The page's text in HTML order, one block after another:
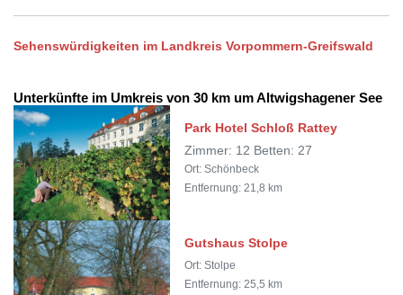
Sehenswürdigkeiten im Landkreis Vorpommern-Greifswald
Unterkünfte im Umkreis von 30 km um Altwigshagener See
Park Hotel Schloß Rattey
Zimmer: 12 Betten: 27
Ort: Schönbeck
Entfernung: 21,8 km
Gutshaus Stolpe
Ort: Stolpe
Entfernung: 25,5 km